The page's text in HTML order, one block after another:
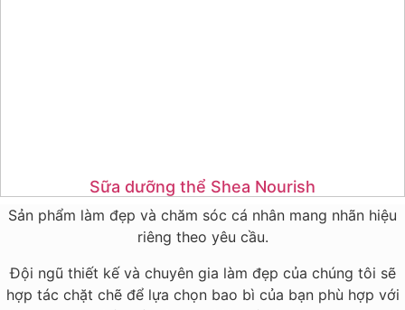
Sữa dưỡng thể Shea Nourish
Sản phẩm làm đẹp và chăm sóc cá nhân mang nhãn hiệu
riêng theo yêu cầu.
Đội ngũ thiết kế và chuyên gia làm đẹp của chúng tôi sẽ
hợp tác chặt chẽ để lựa chọn bao bì của bạn phù hợp với